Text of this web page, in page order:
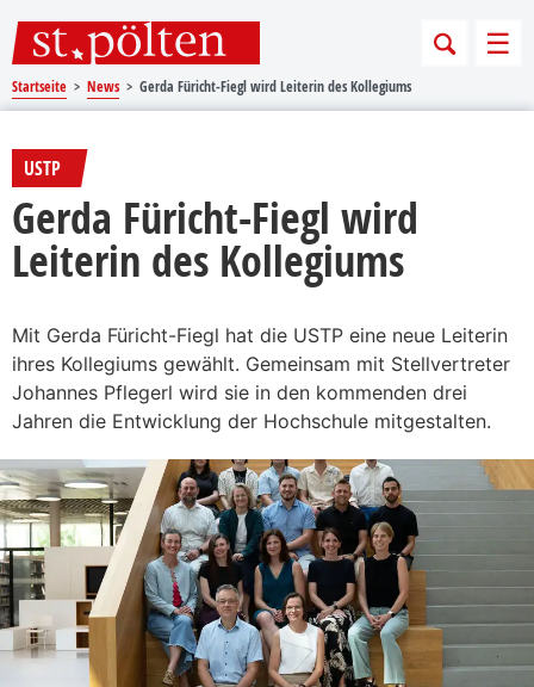
Startseite News Gerda Füricht-Fiegl wird Leiterin des Kollegiums
USTP
Gerda Füricht-Fiegl wird
Leiterin des Kollegiums
Mit Gerda Füricht-Fiegl hat die USTP eine neue Leiterin
ihres Kollegiums gewählt. Gemeinsam mit Stellvertreter
Johannes Pflegerl wird sie in den kommenden drei
Jahren die Entwicklung der Hochschule mitgestalten.